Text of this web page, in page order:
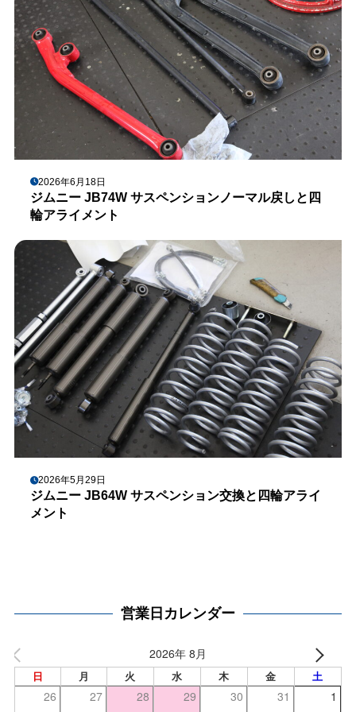
2026年6月18日
ジムニー JB74W サスペンションノーマル戻しと四
輪アライメント
2026年5月29日
ジムニー JB64W サスペンション交換と四輪アライ
メント
営業日カレンダー
2026年 8月
日 月 火 水 木 金 土
26 27 28 29 30 31 1